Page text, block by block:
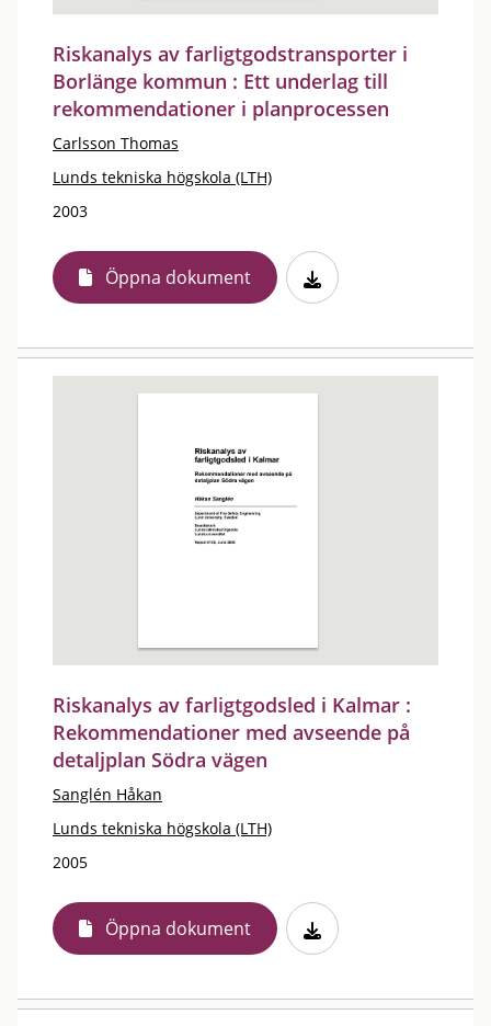
Riskanalys av farligtgodstransporter i
Borlänge kommun : Ett underlag till
rekommendationer i planprocessen
Carlsson Thomas
Lunds tekniska högskola (LTH)
2003
Öppna dokument
Riskanalys av farligtgodsled i Kalmar :
Rekommendationer med avseende på
detaljplan Södra vägen
Sanglén Håkan
Lunds tekniska högskola (LTH)
2005
Öppna dokument